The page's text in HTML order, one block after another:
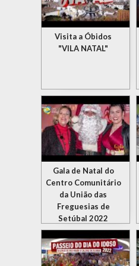
Visita a Óbidos
"VILA NATAL"
Gala de Natal do
Centro Comunitário
da União das
Freguesias de
Setúbal 2022